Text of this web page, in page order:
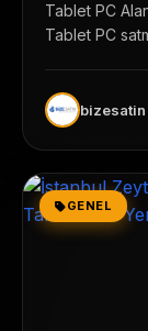
Tablet PC
Tablet PC
bizesatin
GENEL